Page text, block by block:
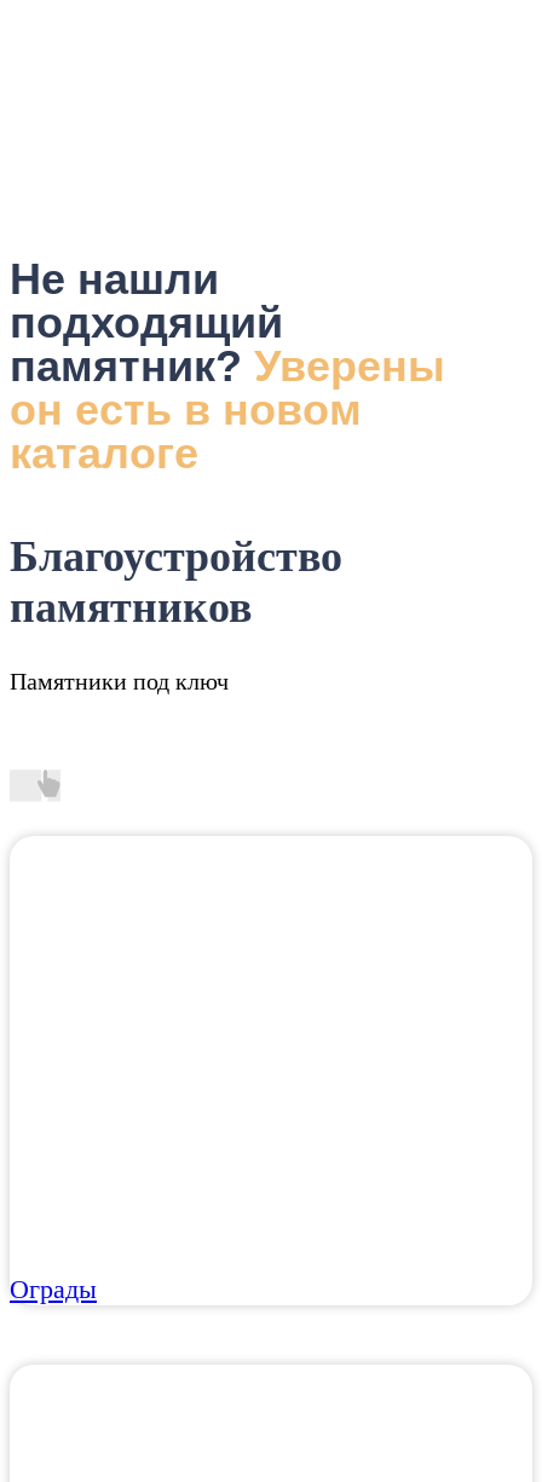
Не нашли
подходящий
памятник? Уверены
он есть в новом
каталоге
Благоустройство
памятников
Памятники под ключ
Ограды